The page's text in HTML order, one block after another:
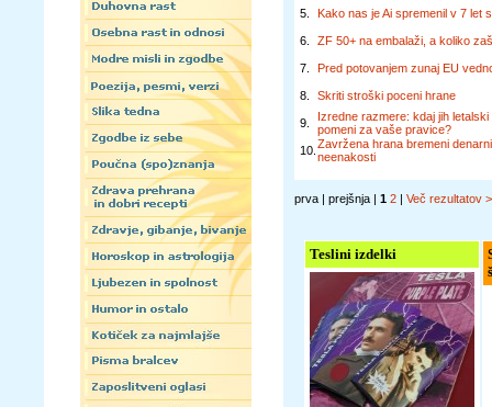
5.
Kako nas je Ai spremenil v 7 let
6. ZF 50+ na embalaži, a koliko
7. Pred potovanjem zunaj EU
8. Skriti stroški poceni hrane
9.
Izredne razmere: kdaj jih
pomeni za vaše pravice?
10. Zavržena hrana bremeni
neenakosti
prva | prejšnja | 1 2 | Več rezultatov
Teslini izdelki